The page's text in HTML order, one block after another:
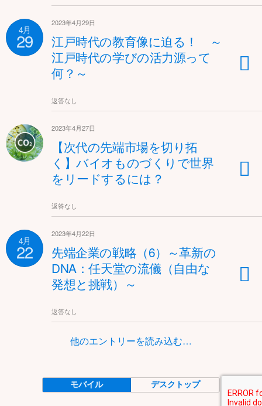
4月
29
2023年4月29日
江戸時代の教育像に迫る！ ～
江戸時代の学びの活力源って
何？～
返答なし
2023年4月27日
【次代の先端市場を切り拓
く】バイオものづくりで世界
をリードするには？
返答なし
4月
22
2023年4月22日
先端企業の戦略（6）～革新の
DNA：任天堂の流儀（自由な
発想と挑戦）～
返答なし
他のエントリーを読み込む…
モバイル デスクトップ